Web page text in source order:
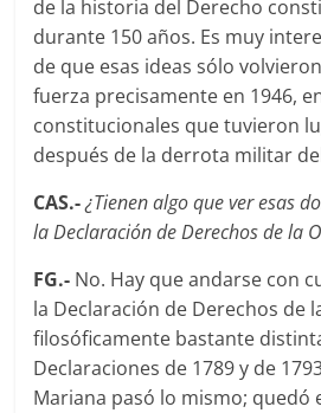
de la historia del Derecho
durante 150 años. Es muy
de que esas ideas sólo
fuerza precisamente en 1946,
constitucionales que tuvieron
después de la derrota militar
CAS.- ¿Tienen algo que ver esas
la Declaración de Derechos de la
FG.- No. Hay que andarse con
la Declaración de Derechos de
filosóficamente bastante
Declaraciones de 1789 y de
Mariana pasó lo mismo; quedó